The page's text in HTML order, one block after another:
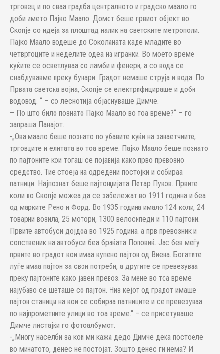
трговец и по оваа градба централното и градско маало го
доби името Пајко Маало. Домот беше првиот објект во
Скопје со идеја за плоштад налик на светските метрополи.
Пајко Маало водеше до Соколаната каде младите во
четвртоците и неделите одеа на игранки. Во моето време
куќите се осветлуваа со ламби и фенери, а со вода се
снабдувавме преку бунари. Градот немаше струја и вода. По
Првата светска војна, Скопје се електрифицираше и доби
водовод. “ – со леснотија објаснуваше Димче.
– По што било познато Пајко Маало во тоа време?“ – го
запраша Панајот.
-„Ова маало беше познато по убавите куќи на занаетчиите,
трговците и елитата во тоа време. Пајко Маало беше познато
по пајтоните кои тогаш се појавија како прво превозно
средство. Тие стоеја на одредени постојки и собираа
патници. Најпознат беше пајтонџијата Петар Пуков. Првите
коли во Скопје можеа да се забележат во 1911 година и беа
од марките Рено и Форд. Во 1935 година имало 124 коли, 24
товарни возила, 25 мотори, 1300 велосипеди и 110 пајтони.
Првите автобуси дојдоа во 1925 година, а прв превозник и
сопственик на автобуси беа браќата Поповиќ. Јас бев меѓу
првите во градот кои имаа купено пајтон од Виена. Богатите
луѓе имаа пајтон за свои потреби, а другите се превезуваа
преку пајтоните како јавен превоз. За мене во тоа време
најубаво се шеташе со пајтон. Низ кејот од градот имаше
пајтон станици на кои се собираа патниците и се превезуваа
по најпрометните улици во тоа време.“ – се присетуваше
Димче листајќи го фотоалбумот.
-„Многу населби за кои ми кажа дедо Димче дека постоеле
во минатото, денес не постојат. Зошто денес ги нема? И